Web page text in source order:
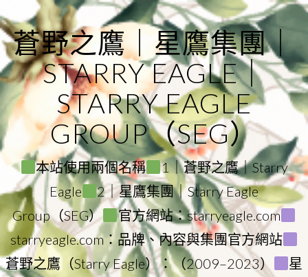
to
content
蒼野之鷹｜星鷹集團｜
STARRY EAGLE｜
STARRY EAGLE
GROUP（SEG）
本站使用兩個名稱
1｜蒼野之鷹｜Starry
Eagle
2｜星鷹集團｜Starry Eagle
Group（SEG）
官方網站：starryeagle.com
starryeagle.com：品牌、內容與集團官方網站
蒼野之鷹（Starry Eagle）：（2009–2023）
星